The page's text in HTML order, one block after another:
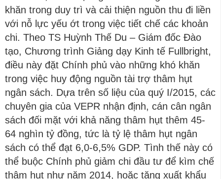
khăn trong duy trì và cải thiện nguồn thu đi liền
với nỗ lực yếu ớt trong việc tiết chế các khoản
chi. Theo TS Huỳnh Thế Du – Giám đốc Đào
tạo, Chương trình Giảng dạy Kinh tế Fullbright,
điều này đặt Chính phủ vào những khó khăn
trong việc huy động nguồn tài trợ thâm hụt
ngân sách. Dựa trên số liệu của quý I/2015, các
chuyên gia của VEPR nhận định, cán cân ngân
sách đối mặt với khả năng thâm hụt thêm 45-
64 nghìn tỷ đồng, tức là tỷ lệ thâm hụt ngân
sách có thể đạt 6,0-6,5% GDP. Tình thế này có
thể buộc Chính phủ giảm chi đầu tư để kìm chế
thâm hụt như năm 2014, hoặc tăng xuất khẩu